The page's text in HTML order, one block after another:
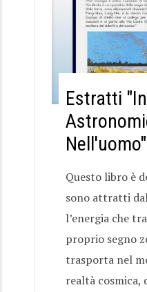
Estratti
Nell'uomo"
Questo libro è
sono attratti
l’energia che
proprio segno
trasporta nel
realtà cosmica,